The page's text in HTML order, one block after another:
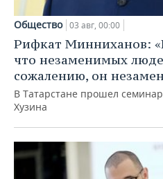
Общество 03 авг, 00:00
Рифкат Минниханов:
что незаменимых
сожалению, он
В Татарстане прошел
Хузина